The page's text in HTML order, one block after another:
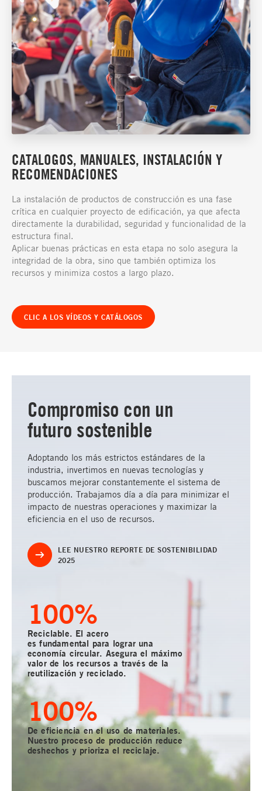
CATALOGOS, MANUALES, INSTALACIÓN Y
RECOMENDACIONES
La instalación de productos de construcción es una fase
crítica en cualquier proyecto de edificación, ya que afecta
directamente la durabilidad, seguridad y funcionalidad de la
estructura final.
Aplicar buenas prácticas en esta etapa no solo asegura la
integridad de la obra, sino que también optimiza los
recursos y minimiza costos a largo plazo.
CLIC A LOS VÍDEOS Y CATÁLOGOS
Compromiso con un
futuro sostenible
Adoptando los más estrictos estándares de la
industria, invertimos en nuevas tecnologías y
buscamos mejorar constantemente el sistema de
producción. Trabajamos día a día para minimizar el
impacto de nuestras operaciones y maximizar la
eficiencia en el uso de recursos.
LEE NUESTRO REPORTE DE SOSTENIBILIDAD
2025
100%
Reciclable. El acero
es fundamental para lograr una
economía circular. Asegura el máximo
valor de los recursos a través de la
reutilización y reciclado.
100%
De eficiencia en el uso de materiales.
Nuestro proceso de producción reduce
deshechos y prioriza el reciclaje.